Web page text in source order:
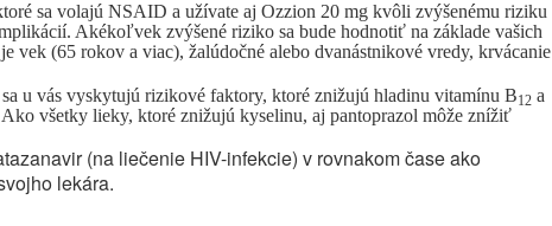
sa volajú NSAID a užívate aj Ozzion 20 mg kvôli zvýšenému riziku
Akékoľvek zvýšené riziko sa bude hodnotiť na základe vašich
vek (65 rokov a viac), žalúdočné alebo dvanástnikové vredy, krvácanie
u vás vyskytujú rizikové faktory, ktoré znižujú hladinu vitamínu B12 a
všetky lieky, ktoré znižujú kyselinu, aj pantoprazol môže znížiť
(na liečenie HIV-infekcie) v rovnakom čase ako
lekára.